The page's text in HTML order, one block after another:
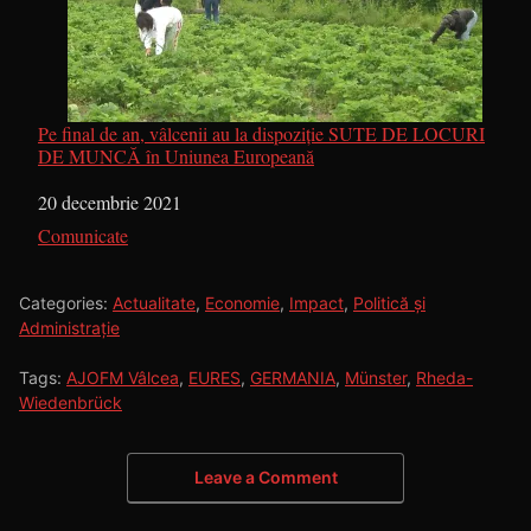
Pe final de an, vâlcenii au la dispoziție SUTE DE LOCURI
DE MUNCĂ în Uniunea Europeană
Dată
20 decembrie 2021
În legătură cu
Comunicate
Categories: Actualitate, Economie, Impact, Politică și
Administrație
Tags: AJOFM Vâlcea, EURES, GERMANIA, Münster, Rheda-
Wiedenbrück
Leave a Comment